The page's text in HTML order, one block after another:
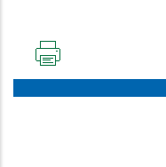
PÁGINA